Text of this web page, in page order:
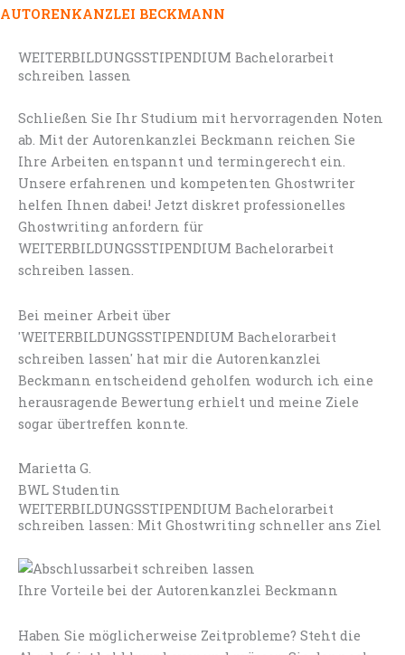
AUTORENKANZLEI BECKMANN
WEITERBILDUNGSSTIPENDIUM Bachelorarbeit
schreiben lassen
Schließen Sie Ihr Studium mit hervorragenden Noten
ab. Mit der Autorenkanzlei Beckmann reichen Sie
Ihre Arbeiten entspannt und termingerecht ein.
Unsere erfahrenen und kompetenten Ghostwriter
helfen Ihnen dabei! Jetzt diskret professionelles
Ghostwriting anfordern für
WEITERBILDUNGSSTIPENDIUM Bachelorarbeit
schreiben lassen.
Bei meiner Arbeit über
'WEITERBILDUNGSSTIPENDIUM Bachelorarbeit
schreiben lassen' hat mir die Autorenkanzlei
Beckmann entscheidend geholfen wodurch ich eine
herausragende Bewertung erhielt und meine Ziele
sogar übertreffen konnte.
Marietta G.
BWL Studentin
WEITERBILDUNGSSTIPENDIUM Bachelorarbeit
schreiben lassen: Mit Ghostwriting schneller ans Ziel
Ihre Vorteile bei der Autorenkanzlei Beckmann
Haben Sie möglicherweise Zeitprobleme? Steht die